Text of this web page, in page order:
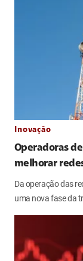
Inovação
Operadoras
melhorar
Da operação das
uma nova fase da